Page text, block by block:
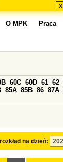
x
O MPK Praca
na dzień:
60C 60D 61 62
85A 85B 86 87A